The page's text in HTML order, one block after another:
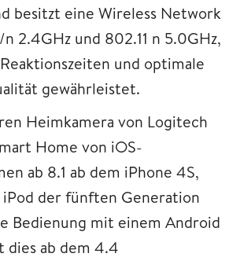
besitzt eine Wireless Network
2.4GHz und 802.11 n 5.0GHz,
und optimale
gewährleistet.
Heimkamera von Logitech
Home von iOS-
ab 8.1 ab dem iPhone 4S,
iPod der fünften Generation
Bedienung mit einem Android
dies ab dem 4.4